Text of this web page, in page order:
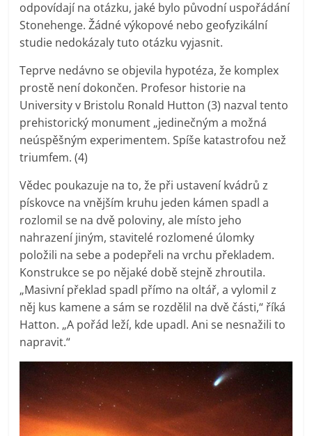
odpovídají na otázku, jaké bylo původní uspořádání
Stonehenge. Žádné výkopové nebo geofyzikální
studie nedokázaly tuto otázku vyjasnit.
Teprve nedávno se objevila hypotéza, že komplex
prostě není dokončen. Profesor historie na
University v Bristolu Ronald Hutton (3) nazval tento
prehistorický monument „jedinečným a možná
neúspěšným experimentem. Spíše katastrofou než
triumfem. (4)
Vědec poukazuje na to, že při ustavení kvádrů z
pískovce na vnějším kruhu jeden kámen spadl a
rozlomil se na dvě poloviny, ale místo jeho
nahrazení jiným, stavitelé rozlomené úlomky
položili na sebe a podepřeli na vrchu překladem.
Konstrukce se po nějaké době stejně zhroutila.
„Masivní překlad spadl přímo na oltář, a vylomil z
něj kus kamene a sám se rozdělil na dvě části,“ říká
Hatton. „A pořád leží, kde upadl. Ani se nesnažili to
napravit.“